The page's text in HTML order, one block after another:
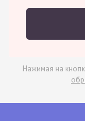
Нажимая на